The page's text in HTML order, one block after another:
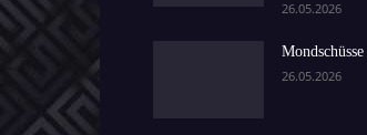
26.05.2026
26.05.2026